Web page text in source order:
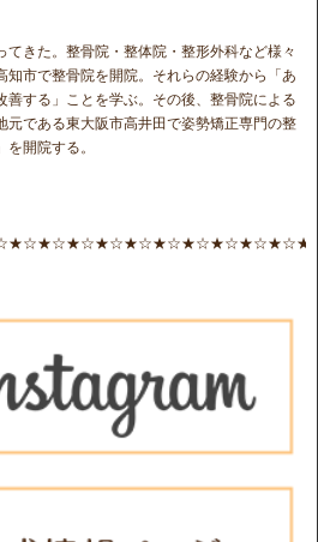
てきた。整骨院・整体院・整形外科など様々
知市で整骨院を開院。それらの経験から「あ
善する」ことを学ぶ。その後、整骨院による
元である東大阪市高井田で姿勢矯正専門の整
開院する。